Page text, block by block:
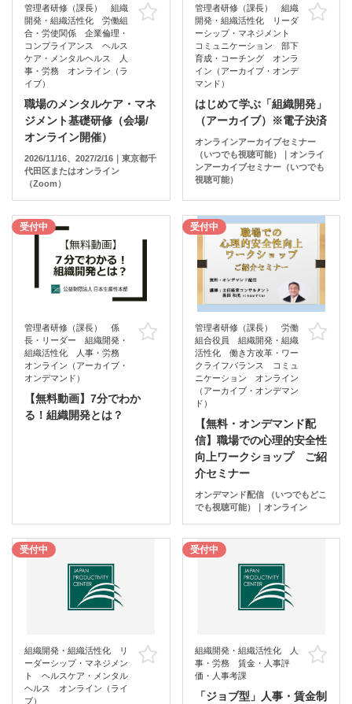
管理者研修（課長） 組織
開発・組織活性化 労働組
合・労使関係 企業倫理・
コンプライアンス ヘルス
ケア・メンタルヘルス 人
事・労務 オンライン（ラ
イブ）
お気に入り
職場のメンタルケア・マネ
ジメント基礎研修（会場/
オンライン開催）
2026/11/16、2027/2/16｜東京都千
代田区またはオンライン
（Zoom）
管理者研修（課長） 組織
開発・組織活性化 リーダ
ーシップ・マネジメント
コミュニケーション 部下
育成・コーチング オンラ
イン（アーカイブ・オンデ
マンド）
はじめて学ぶ「組織開発」
（アーカイブ）※電子決済
オンラインアーカイブセミナー
（いつでも視聴可能）｜オンライ
ンアーカイブセミナー（いつでも
視聴可能）
受付中
管理者研修（課長） 係
長・リーダー 組織開発・
組織活性化 人事・労務
オンライン（アーカイブ・
オンデマンド）
お気に入り
【無料動画】7分でわか
る！組織開発とは？
受付中
管理者研修（課長） 労働
組合役員 組織開発・組織
活性化 働き方改革・ワー
クライフバランス コミュ
ニケーション オンライン
（アーカイブ・オンデマン
ド）
【無料・オンデマンド配
信】職場での心理的安全性
向上ワークショップ ご紹
介セミナー
オンデマンド配信 （いつでもどこ
でも視聴可能）｜オンライン
受付中
組織開発・組織活性化 リ
ーダーシップ・マネジメン
ト ヘルスケア・メンタル
ヘルス オンライン（ライ
ブ）
お気に入り
受付中
組織開発・組織活性化 人
事・労務 賃金・人事評
価・人事考課
「ジョブ型」人事・賃金制